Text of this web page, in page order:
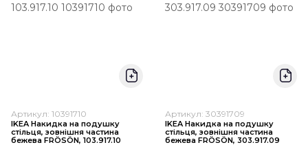
Артикул: 10391710
IKEA Накидка на подушку
стільця, зовнішня частина
бежева FRÖSÖN, 103.917.10
Артикул: 30391709
IKEA Накидка на подушку
стільця, зовнішня частина
бежева FRÖSÖN, 303.917.09